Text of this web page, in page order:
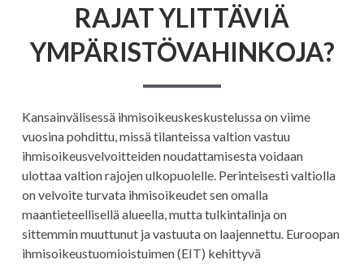
RAJAT YLITTÄVIÄ
YMPÄRISTÖVAHINKOJA?
Kansainvälisessä ihmisoikeuskeskustelussa on viime
vuosina pohdittu, missä tilanteissa valtion vastuu
ihmisoikeusvelvoitteiden noudattamisesta voidaan
ulottaa valtion rajojen ulkopuolelle. Perinteisesti valtiolla
on velvoite turvata ihmisoikeudet sen omalla
maantieteellisellä alueella, mutta tulkintalinja on
sittemmin muuttunut ja vastuuta on laajennettu. Euroopan
ihmisoikeustuomioistuimen (EIT) kehittyvä